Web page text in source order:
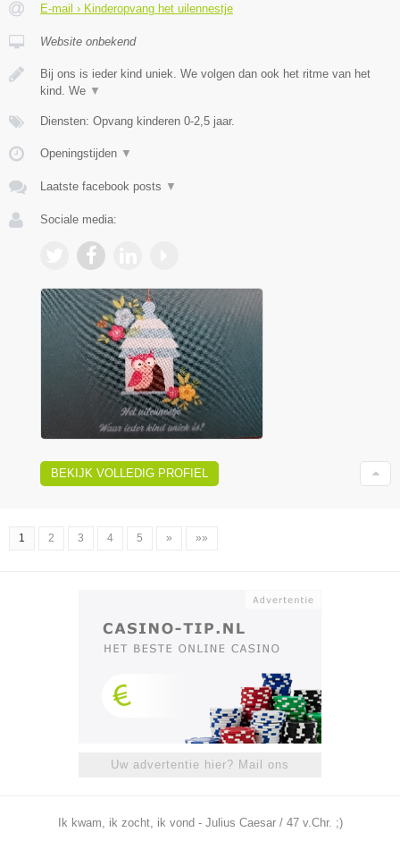
E-mail › Kinderopvang het uilennestje
Website onbekend
Bij ons is ieder kind uniek. We volgen dan ook het ritme van het
kind. We ▼
Diensten: Opvang kinderen 0-2,5 jaar.
Openingstijden ▼
Laatste facebook posts ▼
Sociale media:
BEKIJK VOLLEDIG PROFIEL
1 2 3 4 5 » »»
Uw advertentie hier? Mail ons
Ik kwam, ik zocht, ik vond - Julius Caesar / 47 v.Chr. ;)